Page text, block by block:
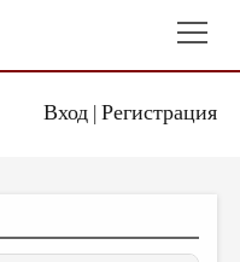
Вход| Регистрация